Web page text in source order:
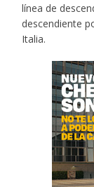
línea de
descendiente
Italia.